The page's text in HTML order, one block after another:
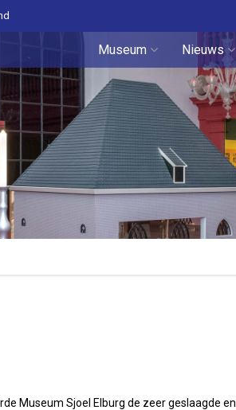
Museum Nieuws
Museum Sjoel Elburg de zeer geslaagde